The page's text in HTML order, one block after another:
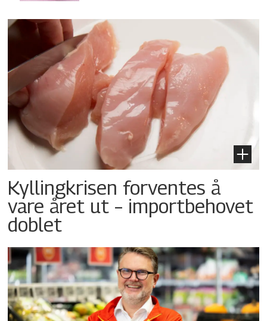
Kyllingkrisen forventes å
vare året ut – importbehovet
doblet